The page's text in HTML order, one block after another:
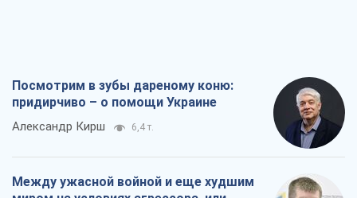
Посмотрим в зубы дареному коню:
придирчиво – о помощи Украине
Александр Кирш 6,4 т.
Между ужасной войной и еще худшим